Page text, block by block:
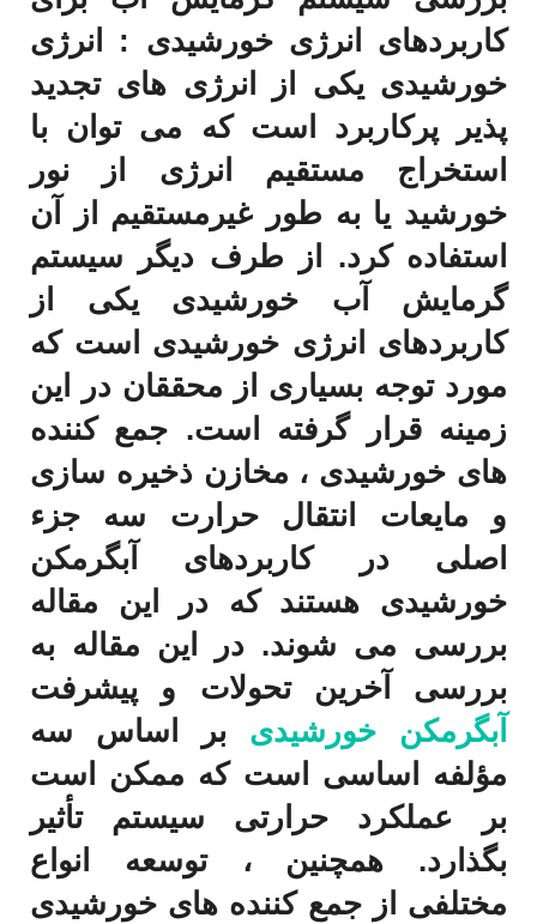
کردی
العربیه
کاربردهای انرژی خورشیدی : انرژی
خورشیدی یکی از انرژی های تجدید
پذیر پرکاربرد است که می توان با
استخراج مستقیم انرژی از نور
خورشید یا به طور غیرمستقیم از آن
استفاده کرد. از طرف دیگر سیستم
گرمایش آب خورشیدی یکی از
کاربردهای انرژی خورشیدی است که
مورد توجه بسیاری از محققان در این
زمینه قرار گرفته است. جمع کننده
های خورشیدی ، مخازن ذخیره سازی
و مایعات انتقال حرارت سه جزء
اصلی در کاربردهای آبگرمکن
خورشیدی هستند که در این مقاله
بررسی می شوند. در این مقاله به
بررسی آخرین تحولات و پیشرفت
آبگرمکن خورشیدی بر اساس سه
مؤلفه اساسی است که ممکن است
بر عملکرد حرارتی سیستم تأثیر
بگذارد. همچنین ، توسعه انواع
مختلفی از جمع کننده های خورشیدی